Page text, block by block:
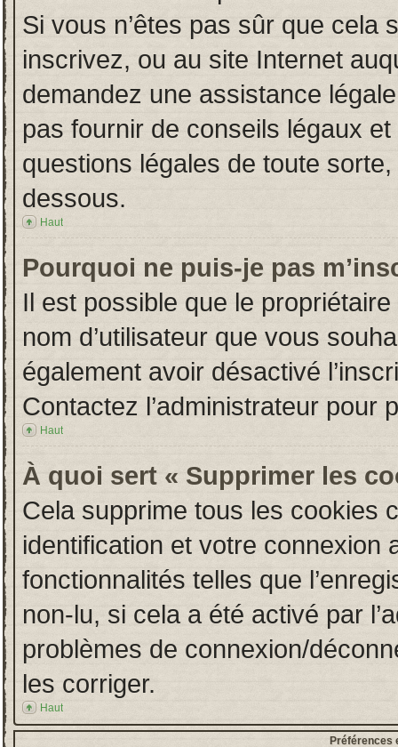
Si vous n’êtes pas sûr que cela
inscrivez, ou au site Internet
demandez une assistance
pas fournir de conseils légaux
questions légales de toute
dessous.
Haut
Pourquoi ne puis-je pas
Il est possible que le
nom d’utilisateur que vous
également avoir désactivé
Contactez l’administrateur pour
Haut
À quoi sert « Supprimer les
Cela supprime tous les cookies
identification et votre connexion
fonctionnalités telles que
non-lu, si cela a été activé par
problèmes de connexion/
les corriger.
Haut
Préférences